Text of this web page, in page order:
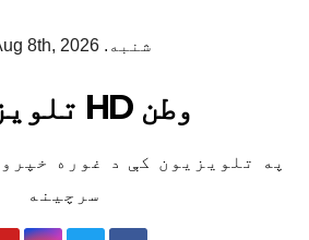
شنبه. Aug 8th, 2026
وطن HD تلویزیون
په تلویزیون کې د غوره
سرچینه